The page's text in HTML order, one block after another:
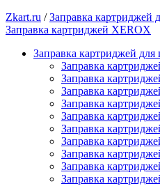
Zkart.ru /Заправка картриджей
Заправка картриджей XEROX
Заправка картриджей для
Заправка
Заправка
Заправка
Заправка
Заправка
Заправка
Заправка
Заправка
Заправка
Заправка